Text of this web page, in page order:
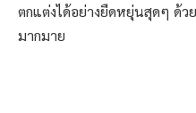
ตกแต่งได้อย่างยืดหยุ่นสุดๆ ด้ว
มากมาย